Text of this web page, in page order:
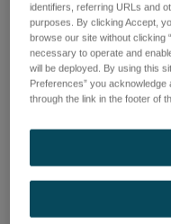
CF Cu Gasket, 2.75"
identifiers, referring URLs and
purposes. By clicking Accept,
browse our site without clicking
necessary to operate and
will be deployed. By using this
Preferences” you
through the link in the footer of